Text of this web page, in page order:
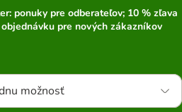
ponuky pre odberateľov; 10 % zľava
pre nových zákazníkov
možnosť